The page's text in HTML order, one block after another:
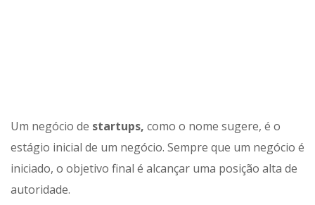
Um negócio de startups, como o nome sugere, é o
estágio inicial de um negócio. Sempre que um negócio é
iniciado, o objetivo final é alcançar uma posição alta de
autoridade.